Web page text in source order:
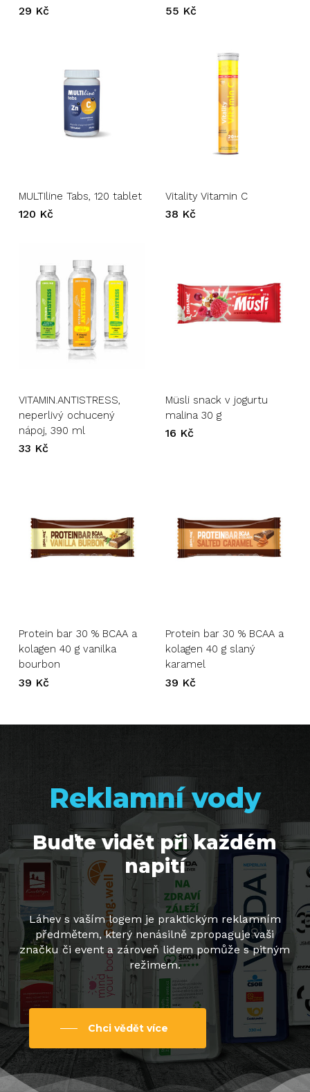
29 Kč 55 Kč
MULTIline Tabs, 120 tablet
120 Kč
Vitality Vitamin C
38 Kč
VITAMIN.ANTISTRESS,
neperlivý ochucený
nápoj, 390 ml
33 Kč
Müsli snack v jogurtu
malina 30 g
16 Kč
Protein bar 30 % BCAA a
kolagen 40 g vanilka
bourbon
39 Kč
Protein bar 30 % BCAA a
kolagen 40 g slaný
karamel
39 Kč
Reklamní vody
Buďte vidět při každém
napití
Láhev s vaším logem je praktickým reklamním
předmětem, který nenásilně zpropaguje vaši
značku či event a zároveň lidem pomůže s pitným
režimem.
Chci vědět více